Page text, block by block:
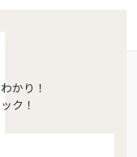
かり！
ク！